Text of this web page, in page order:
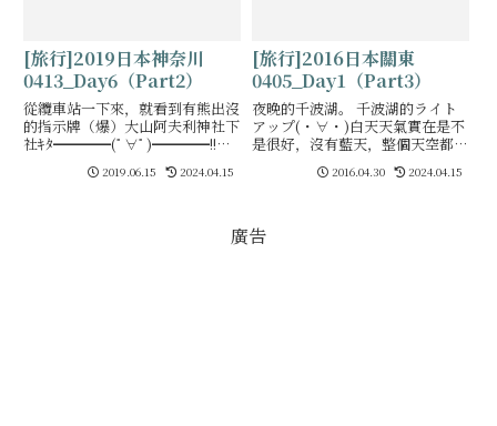
[旅行]2019日本神奈川
0413_Day6（Part2）
從纜車站一下來，就看到有熊出沒
的指示牌（爆）大山阿夫利神社下
社ｷﾀ━━━━(ﾟ∀ﾟ)━━━━!!
囧）在看到神社本殿之前，我們還
2019.06.15 2024.04.15
[旅行]2016日本關東
0405_Day1（Part3）
夜晚的千波湖。 千波湖的ライト
アップ(・∀・)白天天氣實在是不
是很好，沒有藍天，整個天空都陰
但晚上就沒差了，都是黑黑的，只
2016.04.30 2024.04.15
廣告